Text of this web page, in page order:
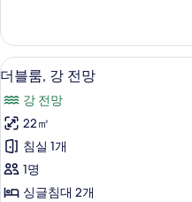
세
히
보
기
더
블
룸,
강
전
망
8
더블룸, 강 전망
강 전망
22㎡
침실 1개
1명
싱글침대 2개